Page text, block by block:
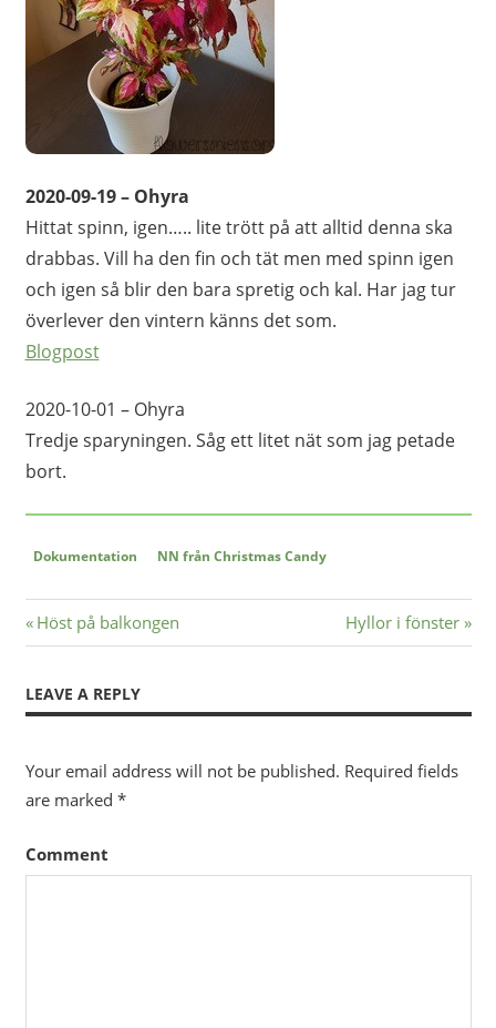
2020-09-19 – Ohyra
Hittat spinn, igen….. lite trött på att alltid denna ska
drabbas. Vill ha den fin och tät men med spinn igen
och igen så blir den bara spretig och kal. Har jag tur
överlever den vintern känns det som.
Blogpost
2020-10-01 – Ohyra
Tredje sparyningen. Såg ett litet nät som jag petade
bort.
Dokumentation NN från Christmas Candy
Post
navigation
Previous
Post:
Höst på balkongen
Next
Post:
Hyllor i fönster
LEAVE A REPLY
Your email address will not be published. Required fields
are marked *
Comment